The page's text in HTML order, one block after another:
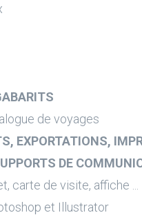
de voyages
EXPORTATIONS,
DE
carte de visite, affiche ...
et Illustrator